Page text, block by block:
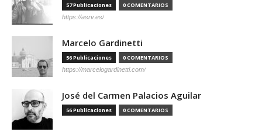
57 Publicaciones 0 COMENTARIOS
https://asrv.es/
Marcelo Gardinetti
56 Publicaciones 0 COMENTARIOS
https://marcelogardinetti.com/
José del Carmen Palacios Aguilar
56 Publicaciones 0 COMENTARIOS